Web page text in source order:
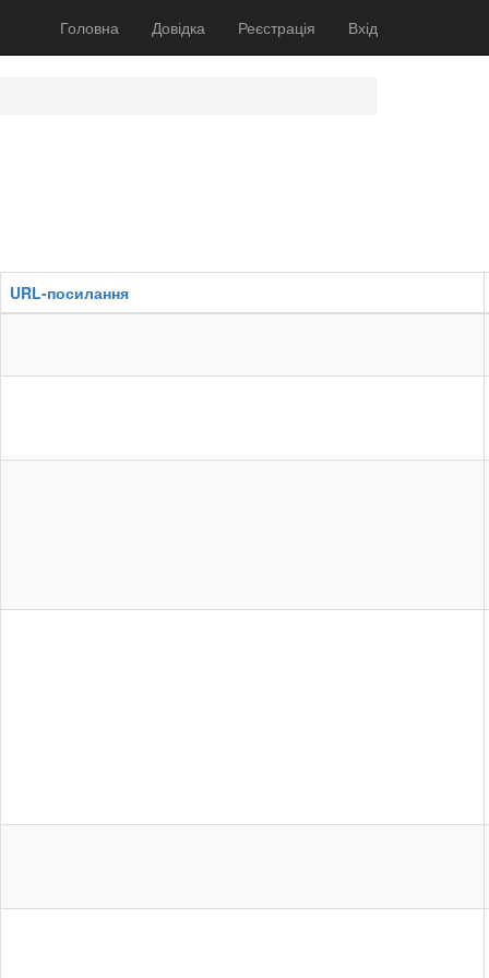
Головна Довідка Реєстрація Вхід
URL-посилання